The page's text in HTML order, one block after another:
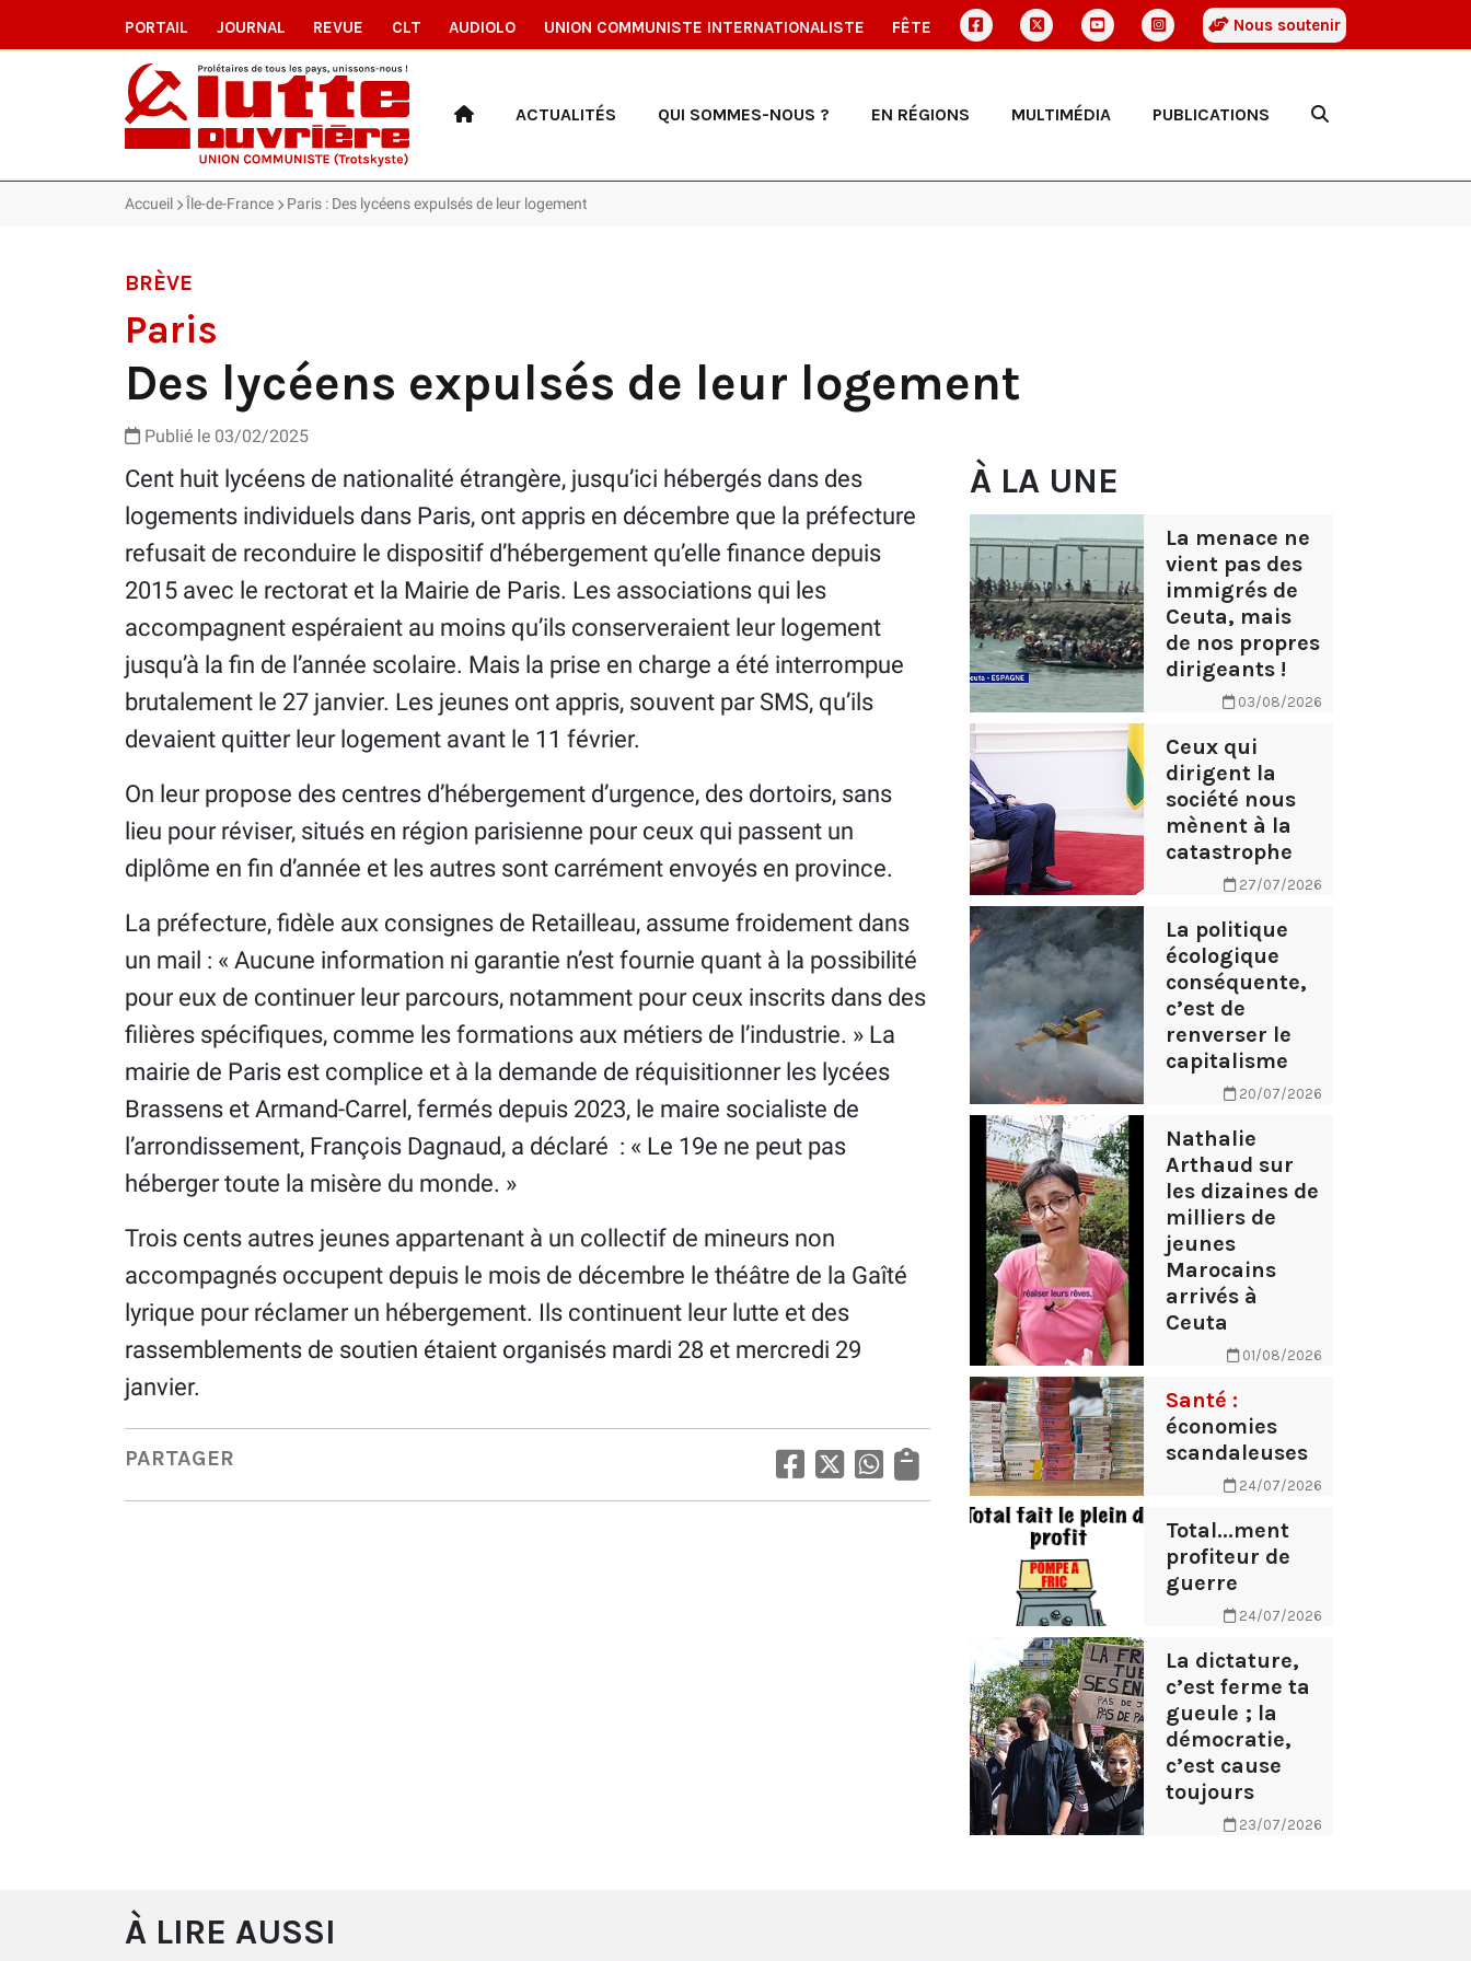
PORTAIL JOURNAL REVUE CLT AUDIOLO UNION COMMUNISTE INTERNATIONALISTE FÊTE Nous soutenir
ACTUALITÉS QUI SOMMES-NOUS ? EN RÉGIONS MULTIMÉDIA PUBLICATIONS
Accueil Île-de-France Paris : Des lycéens expulsés de leur logement
BRÈVE
Paris
Des lycéens expulsés de leur logement
Publié le 03/02/2025
Cent huit lycéens de nationalité étrangère, jusqu’ici hébergés dans des
logements individuels dans Paris, ont appris en décembre que la préfecture
refusait de reconduire le dispositif d’hébergement qu’elle finance depuis
2015 avec le rectorat et la Mairie de Paris. Les associations qui les
accompagnent espéraient au moins qu’ils conserveraient leur logement
jusqu’à la fin de l’année scolaire. Mais la prise en charge a été interrompue
brutalement le 27 janvier. Les jeunes ont appris, souvent par SMS, qu’ils
devaient quitter leur logement avant le 11 février.
On leur propose des centres d’hébergement d’urgence, des dortoirs, sans
lieu pour réviser, situés en région parisienne pour ceux qui passent un
diplôme en fin d’année et les autres sont carrément envoyés en province.
La préfecture, fidèle aux consignes de Retailleau, assume froidement dans
un mail : « Aucune information ni garantie n’est fournie quant à la possibilité
pour eux de continuer leur parcours, notamment pour ceux inscrits dans des
filières spécifiques, comme les formations aux métiers de l’industrie. » La
mairie de Paris est complice et à la demande de réquisitionner les lycées
Brassens et Armand-Carrel, fermés depuis 2023, le maire socialiste de
l’arrondissement, François Dagnaud, a déclaré : « Le 19e ne peut pas
héberger toute la misère du monde. »
Trois cents autres jeunes appartenant à un collectif de mineurs non
accompagnés occupent depuis le mois de décembre le théâtre de la Gaîté
lyrique pour réclamer un hébergement. Ils continuent leur lutte et des
rassemblements de soutien étaient organisés mardi 28 et mercredi 29
janvier.
PARTAGER
À LA UNE
La menace ne
vient pas des
immigrés de
Ceuta, mais
de nos propres
dirigeants !
03/08/2026
Ceux qui
dirigent la
société nous
mènent à la
catastrophe
27/07/2026
La politique
écologique
conséquente,
c’est de
renverser le
capitalisme
20/07/2026
Nathalie
Arthaud sur
les dizaines de
milliers de
jeunes
Marocains
arrivés à
Ceuta
01/08/2026
Santé :
économies
scandaleuses
24/07/2026
Total...ment
profiteur de
guerre
24/07/2026
La dictature,
c’est ferme ta
gueule ; la
démocratie,
c’est cause
toujours
23/07/2026
À LIRE AUSSI